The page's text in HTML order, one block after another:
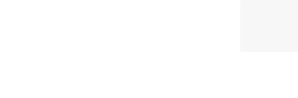
・毎日着たく